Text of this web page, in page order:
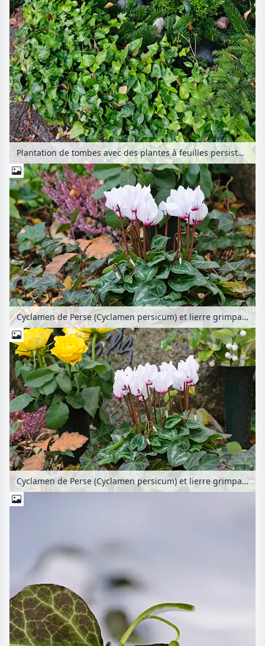
Plantation de tombes avec des plantes à feuilles persistantes
Cyclamen de Perse (Cyclamen persicum) et lierre grimpant (Hedera helix)
Cyclamen de Perse (Cyclamen persicum) et lierre grimpant (Hedera helix)